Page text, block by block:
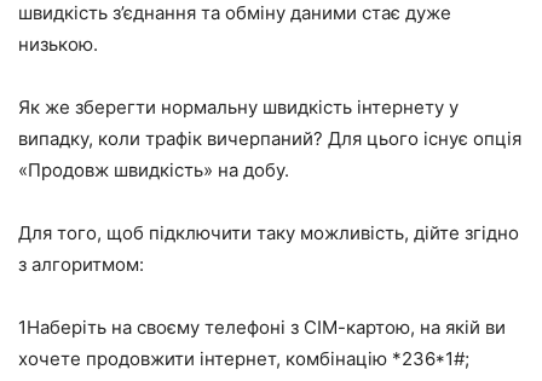
швидкість з’єднання та обміну даними стає дуже
низькою.
Як же зберегти нормальну швидкість інтернету у
випадку, коли трафік вичерпаний? Для цього існує опція
«Продовж швидкість» на добу.
Для того, щоб підключити таку можливість, дійте згідно
з алгоритмом:
1Наберіть на своєму телефоні з СІМ-картою, на якій ви
хочете продовжити інтернет, комбінацію *236*1#;